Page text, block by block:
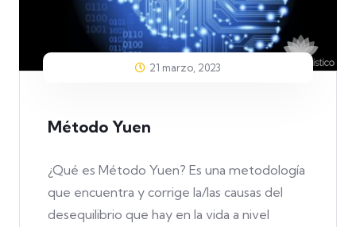
21 marzo, 2023
Método Yuen
¿Qué es Método Yuen? Es una metodología
que encuentra y corrige la/las causas del
desequilibrio que hay en la vida a nivel